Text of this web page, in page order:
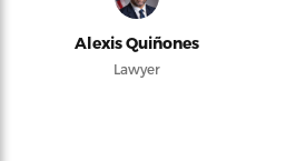
Alexis Quiñones
Lawyer